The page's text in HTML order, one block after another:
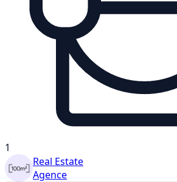
1
Real Estate
Agence